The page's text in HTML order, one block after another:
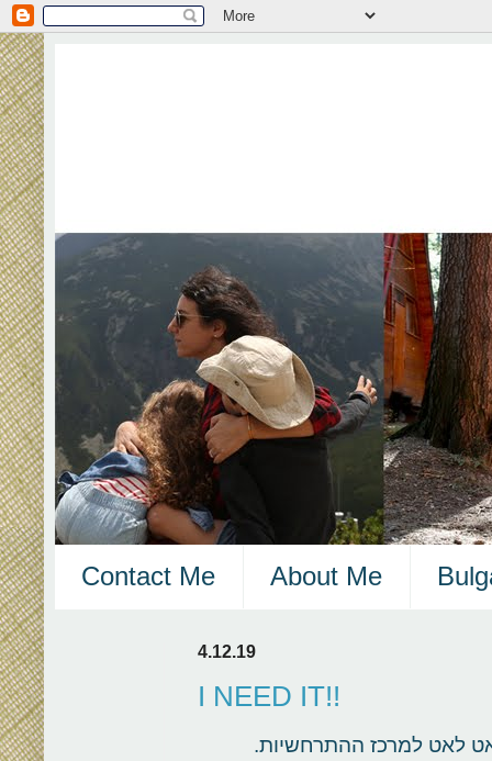
Contact Me About Me
4.12.19
I NEED IT!!
לאט למרכז ההתרחשיות.